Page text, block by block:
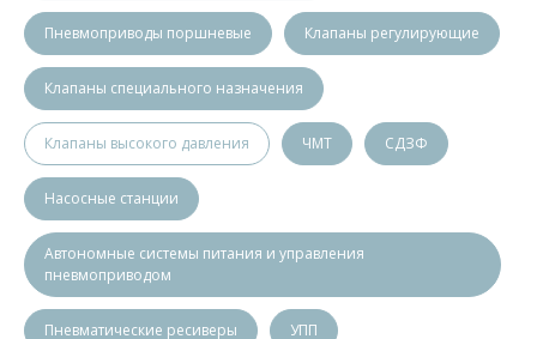
Пневмоприводы поршневые Клапаны регулирующие
Клапаны специального назначения
Клапаны высокого давления ЧМТ СДЗФ
Насосные станции
Автономные системы питания и управления
пневмоприводом
Пневматические ресиверы УПП